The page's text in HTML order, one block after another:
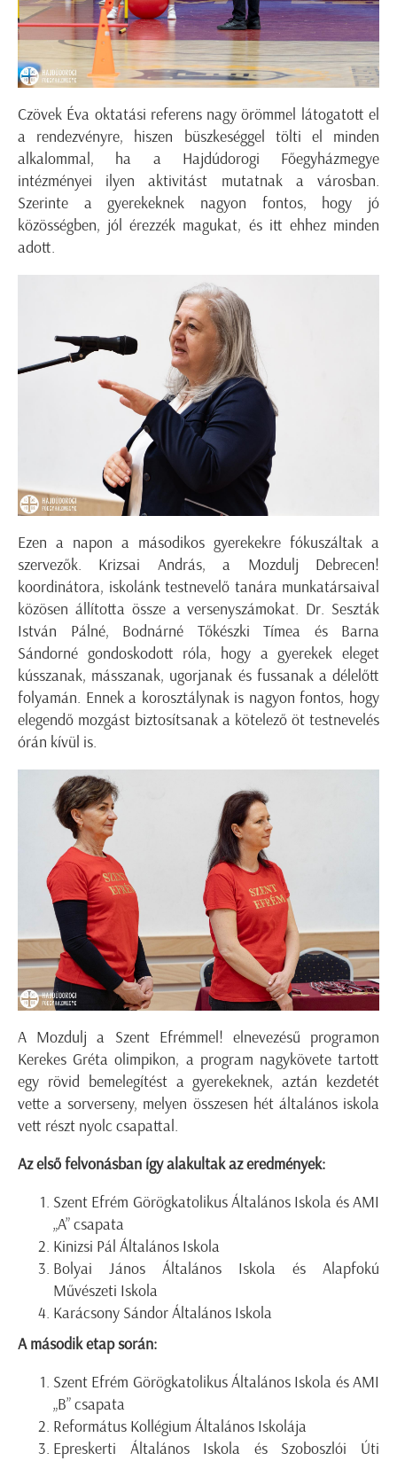
Czövek Éva oktatási referens nagy örömmel látogatott el
a rendezvényre, hiszen büszkeséggel tölti el minden
alkalommal, ha a Hajdúdorogi Főegyházmegye
intézményei ilyen aktivitást mutatnak a városban.
Szerinte a gyerekeknek nagyon fontos, hogy jó
közösségben, jól érezzék magukat, és itt ehhez minden
adott.
Ezen a napon a másodikos gyerekekre fókuszáltak a
szervezők. Krizsai András, a Mozdulj Debrecen!
koordinátora, iskolánk testnevelő tanára munkatársaival
közösen állította össze a versenyszámokat. Dr. Seszták
István Pálné, Bodnárné Tőkészki Tímea és Barna
Sándorné gondoskodott róla, hogy a gyerekek eleget
kússzanak, másszanak, ugorjanak és fussanak a délelőtt
folyamán. Ennek a korosztálynak is nagyon fontos, hogy
elegendő mozgást biztosítsanak a kötelező öt testnevelés
órán kívül is.
A Mozdulj a Szent Efrémmel! elnevezésű programon
Kerekes Gréta olimpikon, a program nagykövete tartott
egy rövid bemelegítést a gyerekeknek, aztán kezdetét
vette a sorverseny, melyen összesen hét általános iskola
vett részt nyolc csapattal.
Az első felvonásban így alakultak az eredmények:
Szent Efrém Görögkatolikus Általános Iskola és AMI
„A” csapata
Kinizsi Pál Általános Iskola
Bolyai János Általános Iskola és Alapfokú
Művészeti Iskola
Karácsony Sándor Általános Iskola
A második etap során:
Szent Efrém Görögkatolikus Általános Iskola és AMI
„B” csapata
Református Kollégium Általános Iskolája
Epreskerti Általános Iskola és Szoboszlói Úti